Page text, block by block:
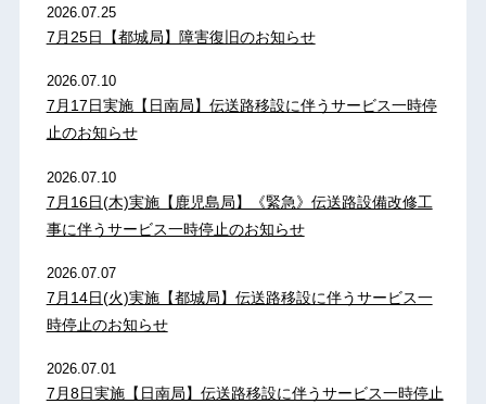
2026.07.25
7月25日【都城局】障害復旧のお知らせ
2026.07.10
7月17日実施【日南局】伝送路移設に伴うサービス一時停
止のお知らせ
2026.07.10
7月16日(木)実施【鹿児島局】《緊急》伝送路設備改修工
事に伴うサービス一時停止のお知らせ
2026.07.07
7月14日(火)実施【都城局】伝送路移設に伴うサービス一
時停止のお知らせ
2026.07.01
7月8日実施【日南局】伝送路移設に伴うサービス一時停止